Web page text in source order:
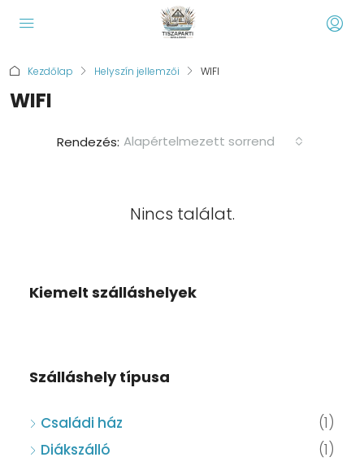
Kezdőlap Helyszín jellemzői WIFI
WIFI
Rendezés: Alapértelmezett sorrend
Nincs találat.
Kiemelt szálláshelyek
Szálláshely típusa
Családi ház
(1)
Diákszálló
(1)